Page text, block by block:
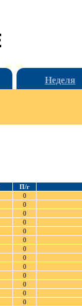
Неделя
П/г
0
0
0
0
0
0
0
0
0
0
0
0
0